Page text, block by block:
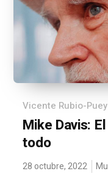
Vicente Rubio-
Mike Davis:
todo
28 octubre, 2022